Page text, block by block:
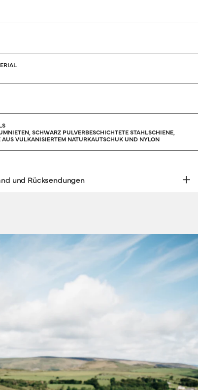
SCHWARZ PULVERBESCHICHTETE STAHLSCHIENE,
AUS VULKANISIERTEM NATURKAUTSCHUK UND NYLON
und Rücksendungen